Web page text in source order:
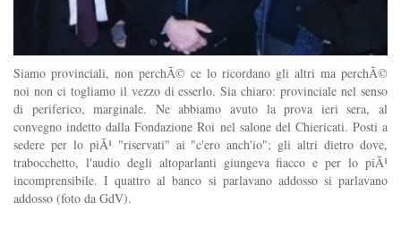
Siamo provinciali, non perchÃ© ce lo ricordano gli altri ma perchÃ©
noi non ci togliamo il vezzo di esserlo. Sia chiaro: provinciale nel senso
di periferico, marginale. Ne abbiamo avuto la prova ieri sera, al
convegno indetto dalla Fondazione Roi nel salone del Chiericati. Posti a
sedere per lo piÃ¹ "riservati" ai "c'ero anch'io"; gli altri dietro dove,
trabocchetto, l'audio degli altoparlanti giungeva fiacco e per lo piÃ¹
incomprensibile. I quattro al banco si parlavano addosso si parlavano
addosso (foto da GdV).